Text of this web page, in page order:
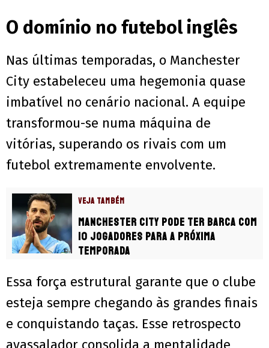
O domínio no futebol inglês
Nas últimas temporadas, o Manchester
City estabeleceu uma hegemonia quase
imbatível no cenário nacional. A equipe
transformou-se numa máquina de
vitórias, superando os rivais com um
futebol extremamente envolvente.
VEJA TAMBÉM
Manchester City pode ter barca com
10 jogadores para a próxima
temporada
Essa força estrutural garante que o clube
esteja sempre chegando às grandes finais
e conquistando taças. Esse retrospecto